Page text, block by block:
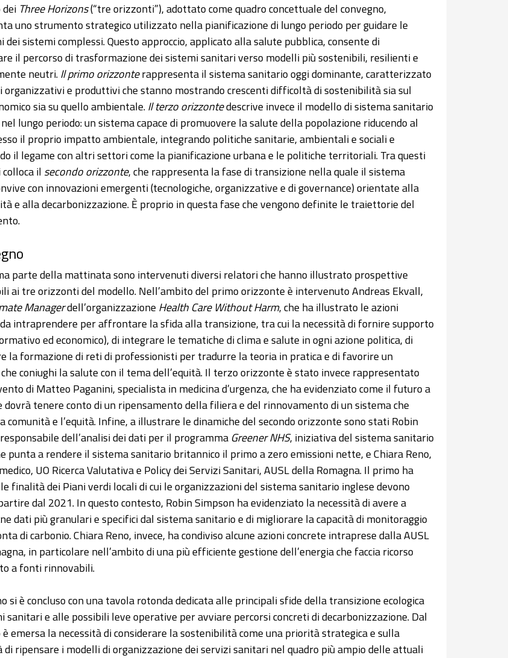
Three Horizons(“tre orizzonti”), adottato come quadro concettuale del convegno,
uno strumento strategico utilizzato nella pianificazione di lungo periodo per guidare le
dei sistemi complessi. Questo approccio, applicato alla salute pubblica, consente di
il percorso di trasformazione dei sistemi sanitari verso modelli più sostenibili, resilienti e
neutri.Il primo orizzonterappresenta il sistema sanitario oggi dominante, caratterizzato
organizzativi e produttivi che stanno mostrando crescenti difficoltà di sostenibilità sia sul
sia su quello ambientale.Il terzo orizzontedescrive invece il modello di sistema sanitario
lungo periodo: un sistema capace di promuovere la salute della popolazione riducendo al
il proprio impatto ambientale, integrando politiche sanitarie, ambientali e sociali e
il legame con altri settori come la pianificazione urbana e le politiche territoriali. Tra questi
il secondo orizzonte, che rappresenta la fase di transizione nella quale il sistema
con innovazioni emergenti (tecnologiche, organizzative e di governance) orientate alla
e alla decarbonizzazione. È proprio in questa fase che vengono definite le traiettorie del
parte della mattinata sono intervenuti diversi relatori che hanno illustrato prospettive
ai tre orizzonti del modello. Nell’ambito del primo orizzonte è intervenuto Andreas Ekvall,
Managerdell’organizzazione Health Care Without Harm, che ha illustrato le azioni
intraprendere per affrontare la sfida alla transizione, tra cui la necessità di fornire supporto
ed economico), di integrare le tematiche di clima e salute in ogni azione politica, di
la formazione di reti di professionisti per tradurre la teoria in pratica e di favorire un
coniughi la salute con il tema dell’equità. Il terzo orizzonte è stato invece rappresentato
di Matteo Paganini, specialista in medicina d’urgenza, che ha evidenziato come il futuro a
dovrà tenere conto di un ripensamento della filiera e del rinnovamento di un sistema che
comunità e l’equità. Infine, a illustrare le dinamiche del secondo orizzonte sono stati Robin
dell’analisi dei dati per il programma Greener NHS, iniziativa del sistema sanitario
punta a rendere il sistema sanitario britannico il primo a zero emissioni nette, e Chiara Reno,
UO Ricerca Valutativa e Policy dei Servizi Sanitari, AUSL della Romagna. Il primo ha
finalità dei Piani verdi locali di cui le organizzazioni del sistema sanitario inglese devono
dal 2021. In questo contesto, Robin Simpson ha evidenziato la necessità di avere a
dati più granulari e specifici dal sistema sanitario e di migliorare la capacità di monitoraggio
di carbonio. Chiara Reno, invece, ha condiviso alcune azioni concrete intraprese dalla AUSL
in particolare nell’ambito di una più efficiente gestione dell’energia che faccia ricorso
a fonti rinnovabili.
si è concluso con una tavola rotonda dedicata alle principali sfide della transizione ecologica
sanitari e alle possibili leve operative per avviare percorsi concreti di decarbonizzazione. Dal
emersa la necessità di considerare la sostenibilità come una priorità strategica e sulla
di ripensare i modelli di organizzazione dei servizi sanitari nel quadro più ampio delle attuali